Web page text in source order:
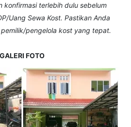
konfirmasi terlebih dulu sebelum
Uang Sewa Kost. Pastikan Anda
pengelola kost yang tepat.
GALERI FOTO